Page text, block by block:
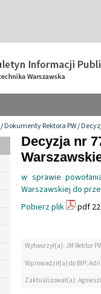
/Dokumenty Rektora PW/
Decyzja nr
w sprawie
Warszawskiej do
Pobierz plik
pdf
Wytworzył(a): JM Rektor
Wprowadził(a) do BIP:
Zaktualizował(a):